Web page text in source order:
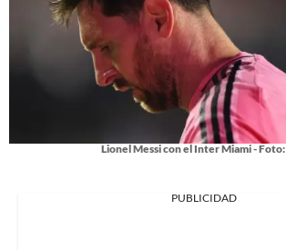
Lionel Messi con el Inter Miami - Foto:
PUBLICIDAD